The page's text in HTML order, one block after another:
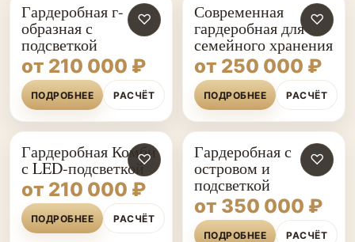
♡
Гардеробная г-
образная с
подсветкой
от 210 000 ₽
ПОДРОБНЕЕ РАСЧЁТ
♡
Современная
гардеробная для
семейного хранения
от 250 000 ₽
ПОДРОБНЕЕ РАСЧЁТ
♡
Гардеробная Комби
с LED-подсветкой
от 210 000 ₽
ПОДРОБНЕЕ РАСЧЁТ
♡
Гардеробная с
островом и
подсветкой
от 350 000 ₽
ПОДРОБНЕЕ РАСЧЁТ